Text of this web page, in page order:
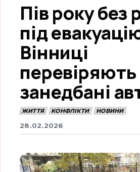
Пів року без
під
Вінниці
перевіряють
занедбані
ЖИТТЯ КОНФЛІКТИ НОВИНИ
28.02.2026